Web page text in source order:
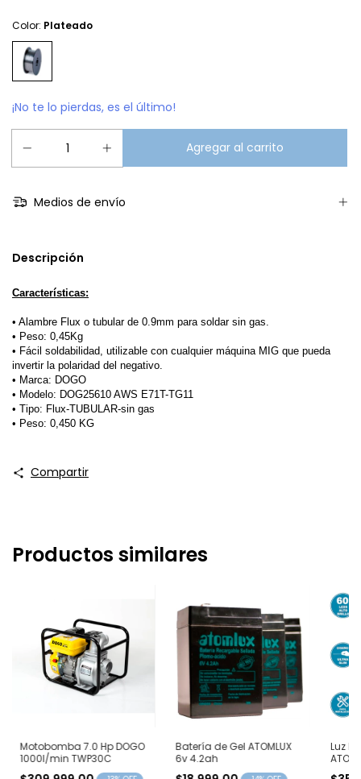
Color: Plateado
¡No te lo pierdas, es el último!
Medios de envío
Descripción
Características:
• Alambre Flux o tubular de 0.9mm para soldar sin gas.
• Peso: 0,45Kg
• Fácil soldabilidad, utilizable con cualquier máquina MIG que pueda
invertir la polaridad del negativo.
• Marca: DOGO
• Modelo: DOG25610 AWS E71T-TG11
• Tipo: Flux-TUBULAR-sin gas
• Peso: 0,450 KG
Compartir
Productos similares
Motobomba 7.0 Hp DOGO
1000l/min TWP30C
Batería de Gel ATOMLUX
6v 4.2ah
Luz